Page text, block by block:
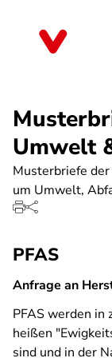
Umwelt
Musterbriefe
um Umwelt,
PFAS
Anfrage an
PFAS werden in
heißen
sind und in der